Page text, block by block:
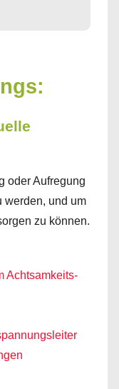
oder Aufregung
werden, und um
zu können.